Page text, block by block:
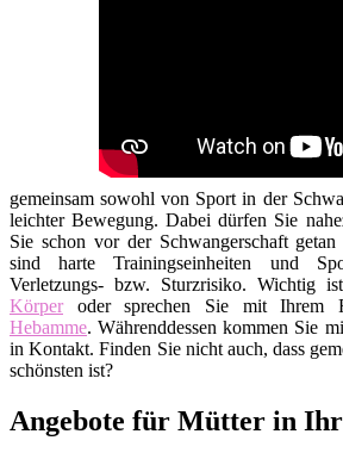
gemeinsam sowohl von Sport in der
leichter Bewegung. Dabei dürfen Sie
Sie schon vor der Schwangerschaft getan
sind harte Trainingseinheiten und
Verletzungs- bzw. Sturzrisiko. Wichtig
Körperoder sprechen Sie mit Ihrem
Hebamme. Währenddessen kommen Sie
in Kontakt. Finden Sie nicht auch, dass
schönsten ist?
Angebote für Mütter in